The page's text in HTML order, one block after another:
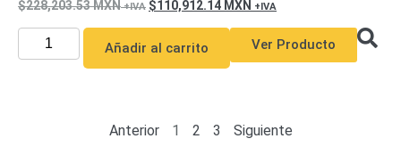
228,203.53MXN 110,912.14 MXN
Añadir al carrito Ver Producto
Anterior 1 2 3 Siguiente